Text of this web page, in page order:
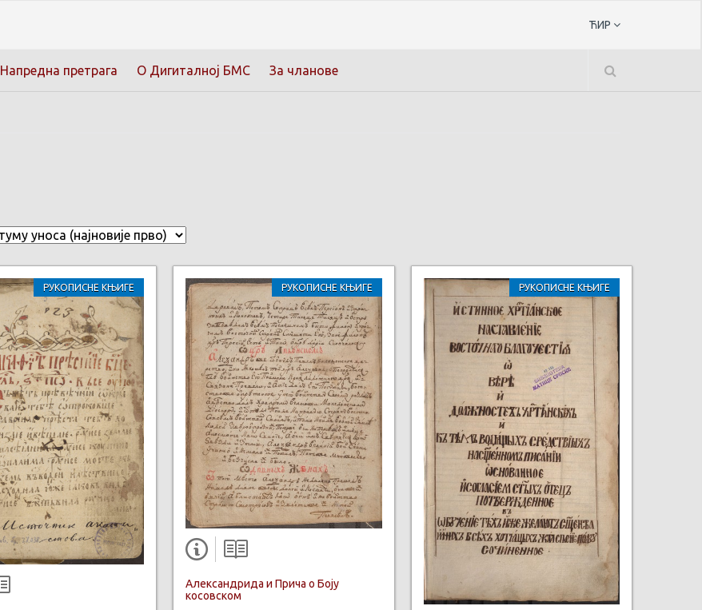
ЋИР
Напредна претрага О Дигиталној БМС За чланове
РУКОПИСНЕ КЊИГЕ РУКОПИСНЕ КЊИГЕ
Александрида и Прича о Боју
косовском
РУКОПИСНЕ КЊИГЕ